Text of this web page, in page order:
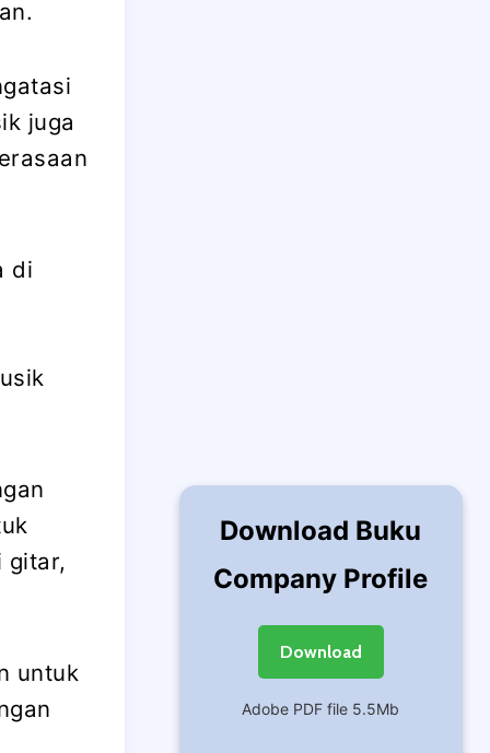
juga
di
gitar,
untuk
Download Buku
Company Profile
Download
Adobe PDF file 5.5Mb